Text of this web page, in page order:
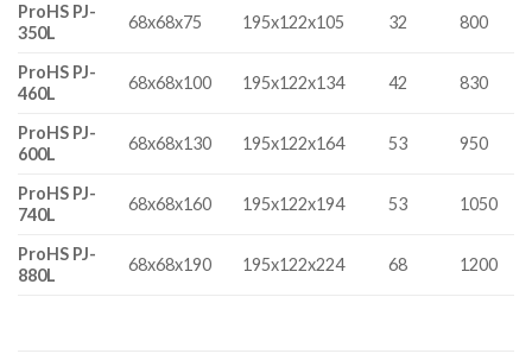
ProHS PJ-
350L
68x68x75 195x122x105 32 800
ProHS PJ-
460L
68x68x100 195x122x134 42 830
ProHS PJ-
600L
68x68x130 195x122x164 53 950
ProHS PJ-
740L
68x68x160 195x122x194 53 1050
ProHS PJ-
880L
68x68x190 195x122x224 68 1200